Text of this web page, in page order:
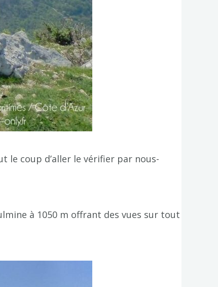
le coup d’aller le vérifier par nous-
à 1050 m offrant des vues sur tout